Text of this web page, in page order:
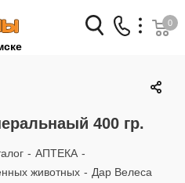
Заказать звонок
(3812) 79-04-04
(950) 959-88-32
0
400 гр.
- АПТЕКА -
животных - Дар Велеса